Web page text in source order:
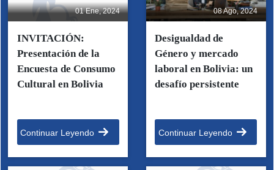
01 Ene, 2024
INVITACIÓN:
Presentación de la
Encuesta de Consumo
Cultural en Bolivia
Continuar Leyendo
08 Ago, 2024
Desigualdad de
Género y mercado
laboral en Bolivia: un
desafío persistente
Continuar Leyendo